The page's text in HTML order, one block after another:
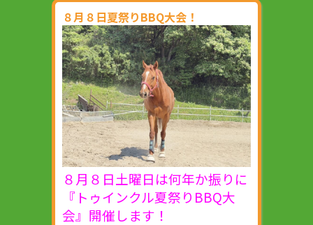
８月８日夏祭りBBQ大会！
８月８日土曜日は何年か振りに
『トゥインクル夏祭りBBQ大
会』開催します！